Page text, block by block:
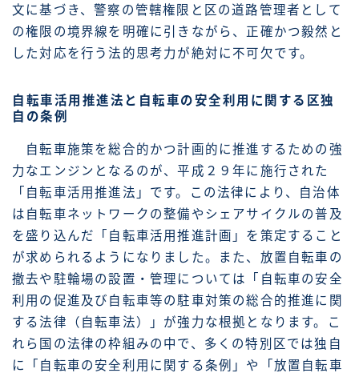
文に基づき、警察の管轄権限と区の道路管理者として
の権限の境界線を明確に引きながら、正確かつ毅然と
した対応を行う法的思考力が絶対に不可欠です。
自転車活用推進法と自転車の安全利用に関する区独
自の条例
自転車施策を総合的かつ計画的に推進するための強
力なエンジンとなるのが、平成２９年に施行された
「自転車活用推進法」です。この法律により、自治体
は自転車ネットワークの整備やシェアサイクルの普及
を盛り込んだ「自転車活用推進計画」を策定すること
が求められるようになりました。また、放置自転車の
撤去や駐輪場の設置・管理については「自転車の安全
利用の促進及び自転車等の駐車対策の総合的推進に関
する法律（自転車法）」が強力な根拠となります。こ
れら国の法律の枠組みの中で、多くの特別区では独自
に「自転車の安全利用に関する条例」や「放置自転車